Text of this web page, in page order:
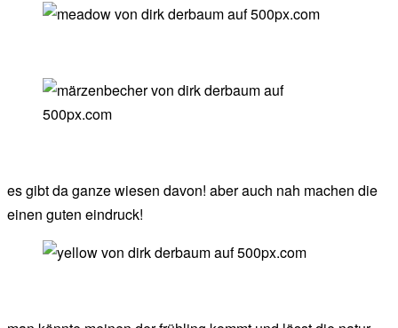
es gibt da ganze wiesen davon! aber auch nah machen die
einen guten eindruck!